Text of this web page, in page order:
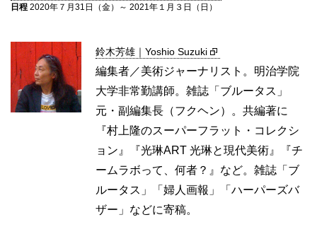
日程 2020年７月31日（金）～ 2021年１月３日（日）
鈴木芳雄｜Yoshio Suzuki
編集者／美術ジャーナリスト。明治学院
大学非常勤講師。雑誌「ブルータス」
元・副編集長（フクヘン）。共編著に
『村上隆のスーパーフラット・コレクシ
ョン』『光琳ART 光琳と現代美術』『チ
ームラボって、何者？』など。雑誌「ブ
ルータス」「婦人画報」「ハーパーズバ
ザー」などに寄稿。